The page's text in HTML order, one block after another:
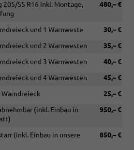
480,– €
205/55 R16 inkl. Montage,
30,– €
und 1 Warnweste
35,– €
und 2 Warnwesten
40,– €
und 3 Warnwesten
45,– €
und 4 Warnwesten
25,– €
Warndreieck
950,– €
(inkl. Einbau in
850,– €
(inkl. Einbau in unsere